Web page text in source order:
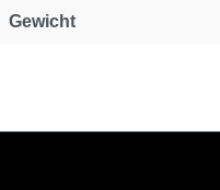
Gewicht